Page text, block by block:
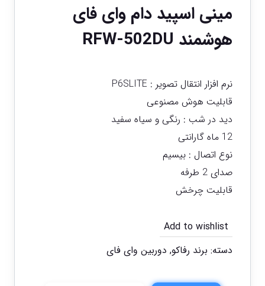
مینی اسپید دام وای فای
هوشمند RFW-502DU
نرم افزار انتقال تصویر : P6SLITE
قابلیت هوش مصنوعی
دید در شب : رنگی و سیاه سفید
12 ماه گارانتی
نوع اتصال : بیسیم
صدای 2 طرفه
قابلیت چرخش
Add to wishlist
دسته: برند رفاکو, دوربین وای فای